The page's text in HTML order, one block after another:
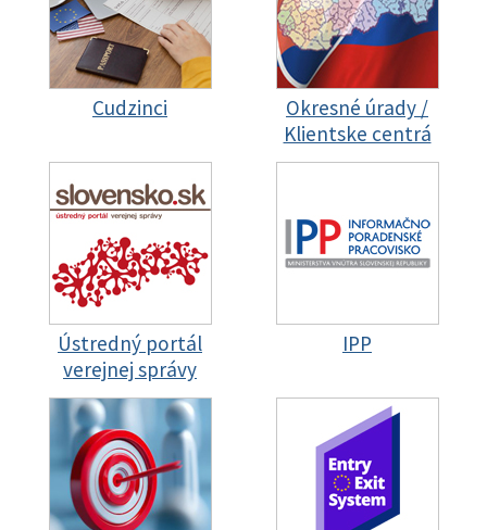
Cudzinci
Okresné úrady /
Klientske centrá
Ústredný portál
verejnej správy
IPP